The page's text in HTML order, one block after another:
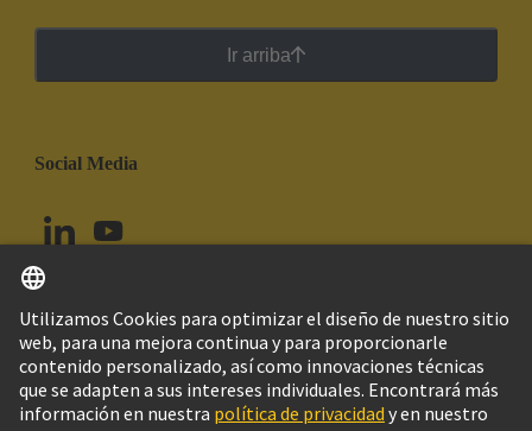
Ir arriba
Social Media
Perú Español